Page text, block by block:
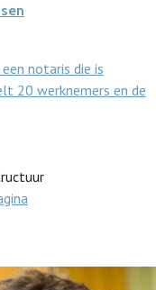
notaris die is
20 werknemers en de